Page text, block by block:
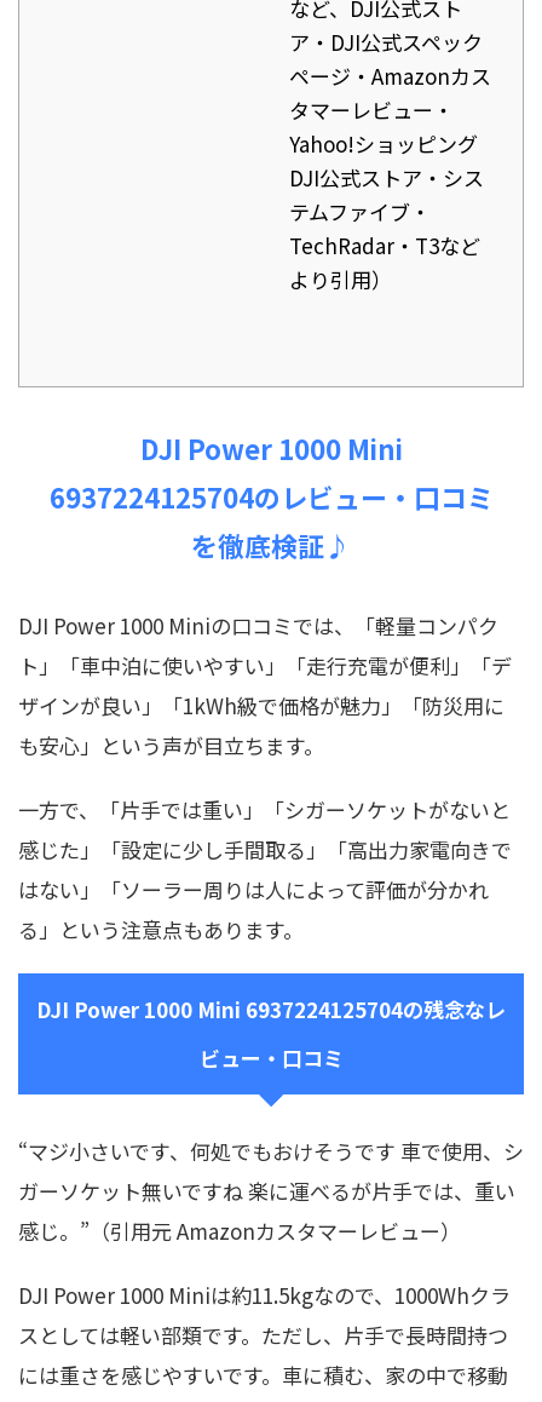
など、DJI公式スト
ア・DJI公式スペック
ページ・Amazonカス
タマーレビュー・
Yahoo!ショッピング
DJI公式ストア・シス
テムファイブ・
TechRadar・T3など
より引用）
DJI Power 1000 Mini
6937224125704のレビュー・口コミ
を徹底検証♪
DJI Power 1000 Miniの口コミでは、「軽量コンパク
ト」「車中泊に使いやすい」「走行充電が便利」「デ
ザインが良い」「1kWh級で価格が魅力」「防災用に
も安心」という声が目立ちます。
一方で、「片手では重い」「シガーソケットがないと
感じた」「設定に少し手間取る」「高出力家電向きで
はない」「ソーラー周りは人によって評価が分かれ
る」という注意点もあります。
DJI Power 1000 Mini 6937224125704の残念なレ
ビュー・口コミ
“マジ小さいです、何処でもおけそうです 車で使用、シ
ガーソケット無いですね 楽に運べるが片手では、重い
感じ。”（引用元 Amazonカスタマーレビュー）
DJI Power 1000 Miniは約11.5kgなので、1000Whクラ
スとしては軽い部類です。ただし、片手で長時間持つ
には重さを感じやすいです。車に積む、家の中で移動